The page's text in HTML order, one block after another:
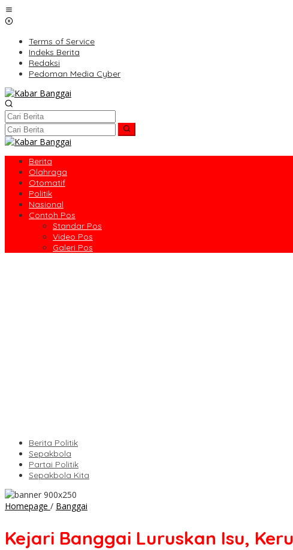
Lewati
ke
Terms of Service
Indeks Berita
Redaksi
Pedoman Media Cyber
Berita
Olahraga
Otomatif
Politik
Nasional
Contoh Pos
Standar Pos
Video Pos
Galeri Pos
Berita Politik
Sepakbola
Partai Politik
Sepakbola Kita
Homepage / Banggai
Isu,
Kejari Banggai Luruskan Isu,